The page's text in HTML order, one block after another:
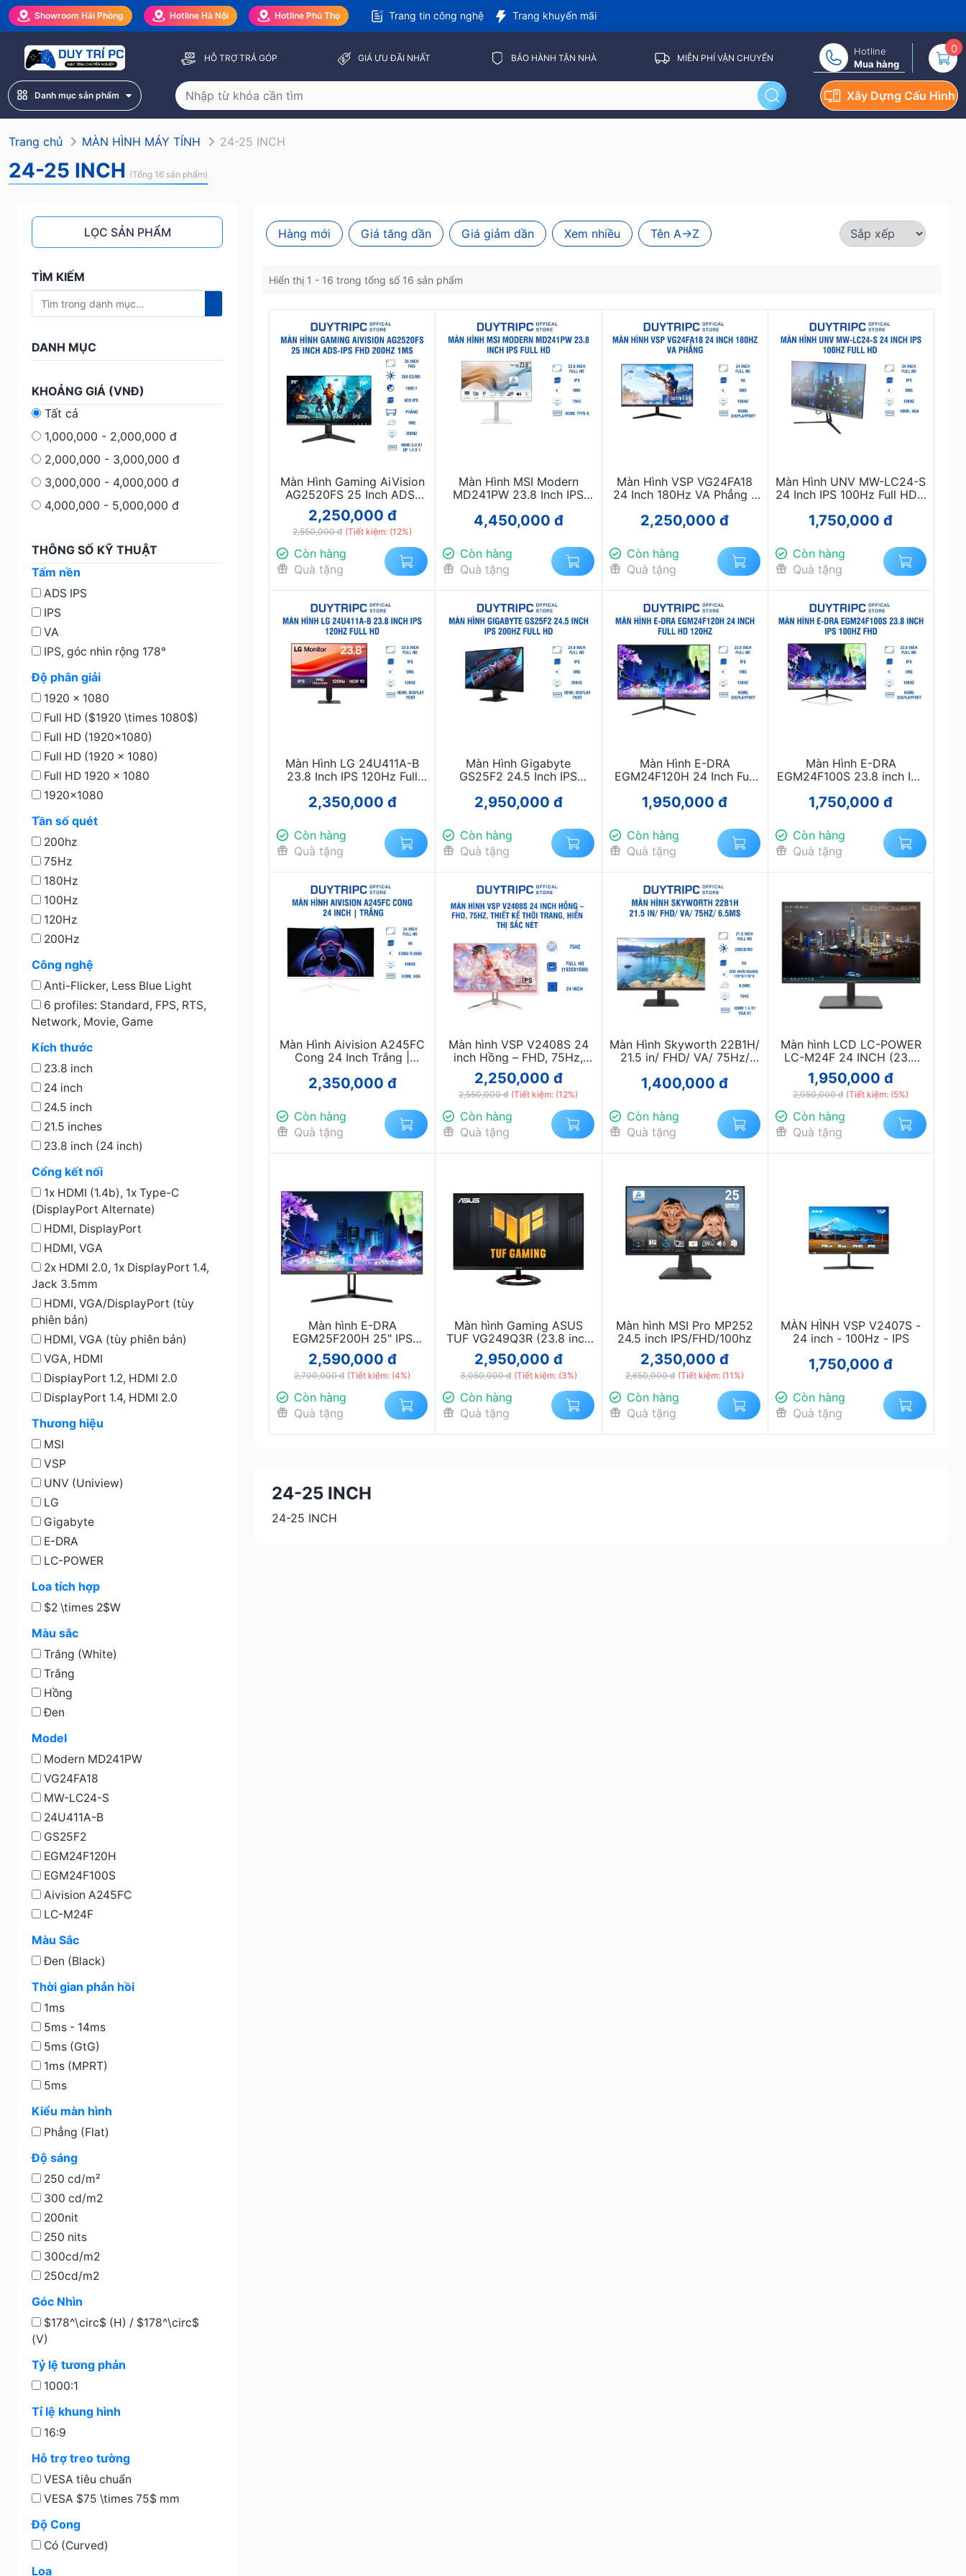
Showroom Hải Phòng Hotline Hà Nội Hotline Phú Thọ Trang tin công nghệ Trang khuyến mãi
HỖ TRỢ TRẢ GÓP GIÁ ƯU ĐÃI NHẤT BẢO HÀNH TẬN NHÀ MIỄN PHÍ VẬN CHUYỂN
Hotline
Mua hàng
0
Danh mục sản phẩm Xây Dựng Cấu Hình
Trang chủ MÀN HÌNH MÁY TÍNH 24-25 INCH
24-25 INCH (Tổng 16 sản phẩm)
LỌC SẢN PHẨM
TÌM KIẾM
DANH MỤC
KHOẢNG GIÁ (VNĐ)
Tất cả
1,000,000 - 2,000,000 đ
2,000,000 - 3,000,000 đ
3,000,000 - 4,000,000 đ
4,000,000 - 5,000,000 đ
THÔNG SỐ KỸ THUẬT
Tấm nền
ADS IPS
IPS
VA
IPS, góc nhìn rộng 178°
Độ phân giải
1920 x 1080
Full HD ($1920 \times 1080$)
Full HD (1920x1080)
Full HD (1920 x 1080)
Full HD 1920 × 1080
1920x1080
Tần số quét
200hz
75Hz
180Hz
100Hz
120Hz
200Hz
Công nghệ
Anti-Flicker, Less Blue Light
6 profiles: Standard, FPS, RTS,
Network, Movie, Game
Kích thước
23.8 inch
24 inch
24.5 inch
21.5 inches
23.8 inch (24 inch)
Cổng kết nối
1x HDMI (1.4b), 1x Type-C
(DisplayPort Alternate)
HDMI, DisplayPort
HDMI, VGA
2x HDMI 2.0, 1x DisplayPort 1.4,
Jack 3.5mm
HDMI, VGA/DisplayPort (tùy
phiên bản)
HDMI, VGA (tùy phiên bản)
VGA, HDMI
DisplayPort 1.2, HDMI 2.0
DisplayPort 1.4, HDMI 2.0
Thương hiệu
MSI
VSP
UNV (Uniview)
LG
Gigabyte
E-DRA
LC-POWER
Loa tích hợp
$2 \times 2$W
Màu sắc
Trắng (White)
Trắng
Hồng
Đen
Model
Modern MD241PW
VG24FA18
MW-LC24-S
24U411A-B
GS25F2
EGM24F120H
EGM24F100S
Aivision A245FC
LC-M24F
Màu Sắc
Đen (Black)
Thời gian phản hồi
1ms
5ms - 14ms
5ms (GtG)
1ms (MPRT)
5ms
Kiểu màn hình
Phẳng (Flat)
Độ sáng
250 cd/m²
300 cd/m2
200nit
250 nits
300cd/m2
250cd/m2
Góc Nhìn
$178^\circ$ (H) / $178^\circ$
(V)
Tỷ lệ tương phản
1000:1
Tỉ lệ khung hình
16:9
Hỗ trợ treo tường
VESA tiêu chuẩn
VESA $75 \times 75$ mm
Độ Cong
Có (Curved)
Loa
Hàng mới Giá tăng dần Giá giảm dần Xem nhiều Tên A->Z
Hiển thị 1 - 16 trong tổng số 16 sản phẩm
Màn Hình Gaming AiVision
AG2520FS 25 Inch ADS-
IPS FHD 200Hz 1ms –
Chiến Game Siêu Mượt,
Hình Ảnh Sắc Nét
2,250,000 đ
2,550,000 đ (Tiết kiệm: (12%)
Còn hàng
Quà tặng
Màn Hình MSI Modern
MD241PW 23.8 Inch IPS
Trọng, Thiết Kế Công Thái
4,450,000 đ
Còn hàng
Quà tặng
Màn Hình VSP VG24FA18
24 Inch 180Hz VA Phẳng –
Siêu Tốc
2,250,000 đ
Còn hàng
Quà tặng
Màn Hình UNV MW-LC24-S
24 Inch IPS 100Hz Full HD –
Mỏng
1,750,000 đ
Còn hàng
Quà tặng
Màn Hình LG 24U411A-B
23.8 Inch IPS 120Hz Full
Mọi Khung Hình
2,350,000 đ
Còn hàng
Quà tặng
Màn Hình Gigabyte
GS25F2 24.5 Inch IPS
Esport, Phản Hồi 1ms
2,950,000 đ
Còn hàng
Quà tặng
Màn Hình E-DRA
EGM24F120H 24 Inch Full
Chính Hãng, Giá Rẻ
1,950,000 đ
Còn hàng
Quà tặng
Màn Hình E-DRA
EGM24F100S 23.8 inch IPS
Giá Rẻ Nhất
1,750,000 đ
Còn hàng
Quà tặng
Màn Hình Aivision A245FC
Cong 24 Inch Trắng |
Văn Phòng Hiện Đại
2,350,000 đ
Còn hàng
Quà tặng
Màn hình VSP V2408S 24
inch Hồng – FHD, 75Hz,
thiết kế thời trang, hiển thị
sắc nét
2,250,000 đ
2,550,000 đ (Tiết kiệm: (12%)
Còn hàng
Quà tặng
Màn Hình Skyworth 22B1H/
21.5 in/ FHD/ VA/ 75Hz/
1,400,000 đ
Còn hàng
Quà tặng
Màn hình LCD LC-POWER
LC-M24F 24 INCH (23.8
INCH/FHD/IPS/120HZ )
1,950,000 đ
2,050,000 đ (Tiết kiệm: (5%)
Còn hàng
Quà tặng
Màn hình E-DRA
EGM25F200H 25" IPS
200Hz
2,590,000 đ
2,700,000 đ (Tiết kiệm: (4%)
Còn hàng
Quà tặng
Màn hình Gaming ASUS
TUF VG249Q3R (23.8 inch
- IPS - FHD - 1ms - 180Hz)
2,950,000 đ
3,050,000 đ (Tiết kiệm: (3%)
Còn hàng
Quà tặng
Màn hình MSI Pro MP252
24.5 inch IPS/FHD/100hz
2,350,000 đ
2,650,000 đ (Tiết kiệm: (11%)
Còn hàng
Quà tặng
MÀN HÌNH VSP V2407S -
24 inch - 100Hz - IPS
1,750,000 đ
Còn hàng
Quà tặng
24-25 INCH
24-25 INCH